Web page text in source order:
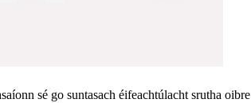
sé go suntasach éifeachtúlacht srutha oibre